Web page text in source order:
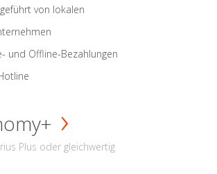
von lokalen
und Offline-Bezahlungen
Plus oder gleichwertig